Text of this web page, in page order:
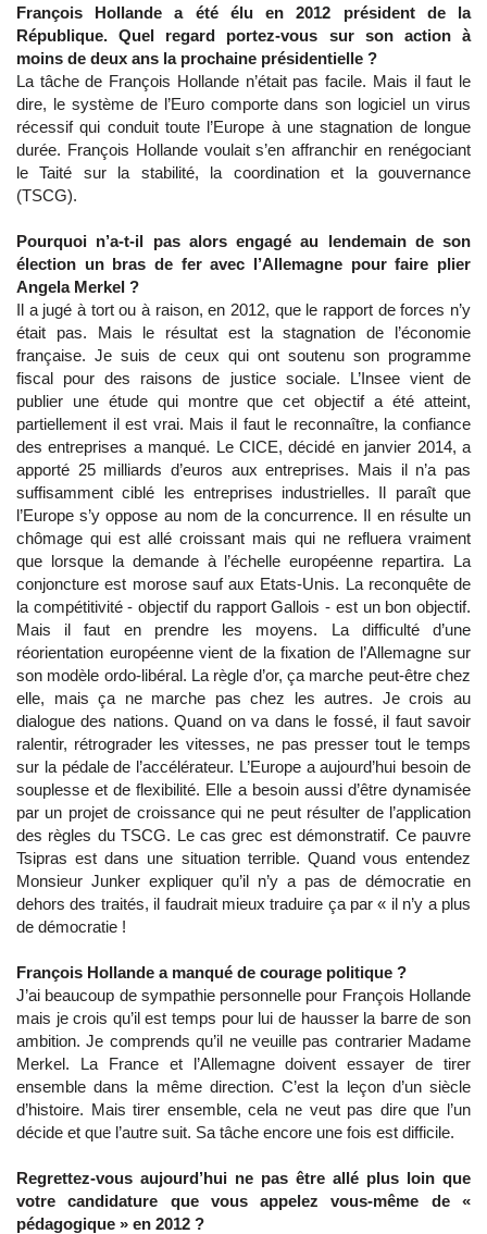
François Hollande a été élu en 2012 président de la
République. Quel regard portez-vous sur son action à
moins de deux ans la prochaine présidentielle ?
La tâche de François Hollande n’était pas facile. Mais il faut le
dire, le système de l’Euro comporte dans son logiciel un virus
récessif qui conduit toute l’Europe à une stagnation de longue
durée. François Hollande voulait s’en affranchir en renégociant
le Taité sur la stabilité, la coordination et la gouvernance
(TSCG).
Pourquoi n’a-t-il pas alors engagé au lendemain de son
élection un bras de fer avec l’Allemagne pour faire plier
Angela Merkel ?
Il a jugé à tort ou à raison, en 2012, que le rapport de forces n’y
était pas. Mais le résultat est la stagnation de l’économie
française. Je suis de ceux qui ont soutenu son programme
fiscal pour des raisons de justice sociale. L’Insee vient de
publier une étude qui montre que cet objectif a été atteint,
partiellement il est vrai. Mais il faut le reconnaître, la confiance
des entreprises a manqué. Le CICE, décidé en janvier 2014, a
apporté 25 milliards d’euros aux entreprises. Mais il n’a pas
suffisamment ciblé les entreprises industrielles. Il paraît que
l’Europe s’y oppose au nom de la concurrence. Il en résulte un
chômage qui est allé croissant mais qui ne refluera vraiment
que lorsque la demande à l’échelle européenne repartira. La
conjoncture est morose sauf aux Etats-Unis. La reconquête de
la compétitivité - objectif du rapport Gallois - est un bon objectif.
Mais il faut en prendre les moyens. La difficulté d’une
réorientation européenne vient de la fixation de l’Allemagne sur
son modèle ordo-libéral. La règle d’or, ça marche peut-être chez
elle, mais ça ne marche pas chez les autres. Je crois au
dialogue des nations. Quand on va dans le fossé, il faut savoir
ralentir, rétrograder les vitesses, ne pas presser tout le temps
sur la pédale de l’accélérateur. L’Europe a aujourd’hui besoin de
souplesse et de flexibilité. Elle a besoin aussi d’être dynamisée
par un projet de croissance qui ne peut résulter de l’application
des règles du TSCG. Le cas grec est démonstratif. Ce pauvre
Tsipras est dans une situation terrible. Quand vous entendez
Monsieur Junker expliquer qu’il n’y a pas de démocratie en
dehors des traités, il faudrait mieux traduire ça par « il n’y a plus
de démocratie !
François Hollande a manqué de courage politique ?
J’ai beaucoup de sympathie personnelle pour François Hollande
mais je crois qu’il est temps pour lui de hausser la barre de son
ambition. Je comprends qu’il ne veuille pas contrarier Madame
Merkel. La France et l’Allemagne doivent essayer de tirer
ensemble dans la même direction. C’est la leçon d’un siècle
d’histoire. Mais tirer ensemble, cela ne veut pas dire que l’un
décide et que l’autre suit. Sa tâche encore une fois est difficile.
Regrettez-vous aujourd’hui ne pas être allé plus loin que
votre candidature que vous appelez vous-même de «
pédagogique » en 2012 ?